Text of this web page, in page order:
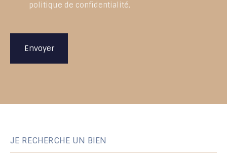
politique de confidentialité.
Envoyer
JE RECHERCHE UN BIEN